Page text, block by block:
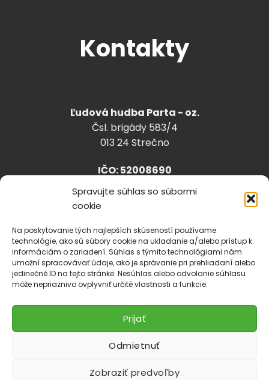
Spravujte súhlas so súbormi
cookie
Na poskytovanie tých najlepších skúseností používame
technológie, ako sú súbory cookie na ukladanie a/alebo prístup k
informáciám o zariadení. Súhlas s týmito technológiami nám
umožní spracovávať údaje, ako je správanie pri prehliadaní alebo
jedinečné ID na tejto stránke. Nesúhlas alebo odvolanie súhlasu
môže nepriaznivo ovplyvniť určité vlastnosti a funkcie.
Prijať
Odmietnuť
Zobraziť predvoľby
Kontakty
Ľudová hudba Parta - oz.
Čsl. brigády 583/4
013 24 Strečno
IČO: 52008690
+421918 530 888
Cookies